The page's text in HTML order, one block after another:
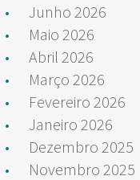
Junho 2026
Maio 2026
Abril 2026
Março 2026
Fevereiro 2026
Janeiro 2026
Dezembro 2025
Novembro 2025